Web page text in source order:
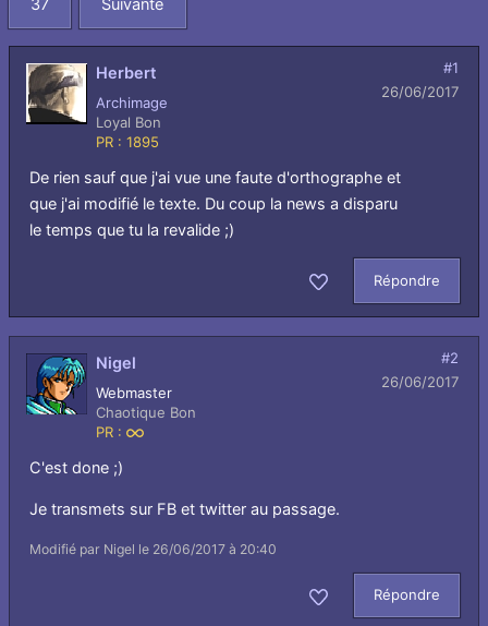
37 Suivante
Herbert
Archimage
Loyal Bon
PR : 1895
#1
26/06/2017
De rien sauf que j'ai vue une faute d'orthographe et
que j'ai modifié le texte. Du coup la news a disparu
le temps que tu la revalide ;)
Répondre
Nigel
Webmaster
Chaotique Bon
PR :
#2
26/06/2017
C'est done ;)
Je transmets sur FB et twitter au passage.
Modifié par Nigel le 26/06/2017 à 20:40
Répondre